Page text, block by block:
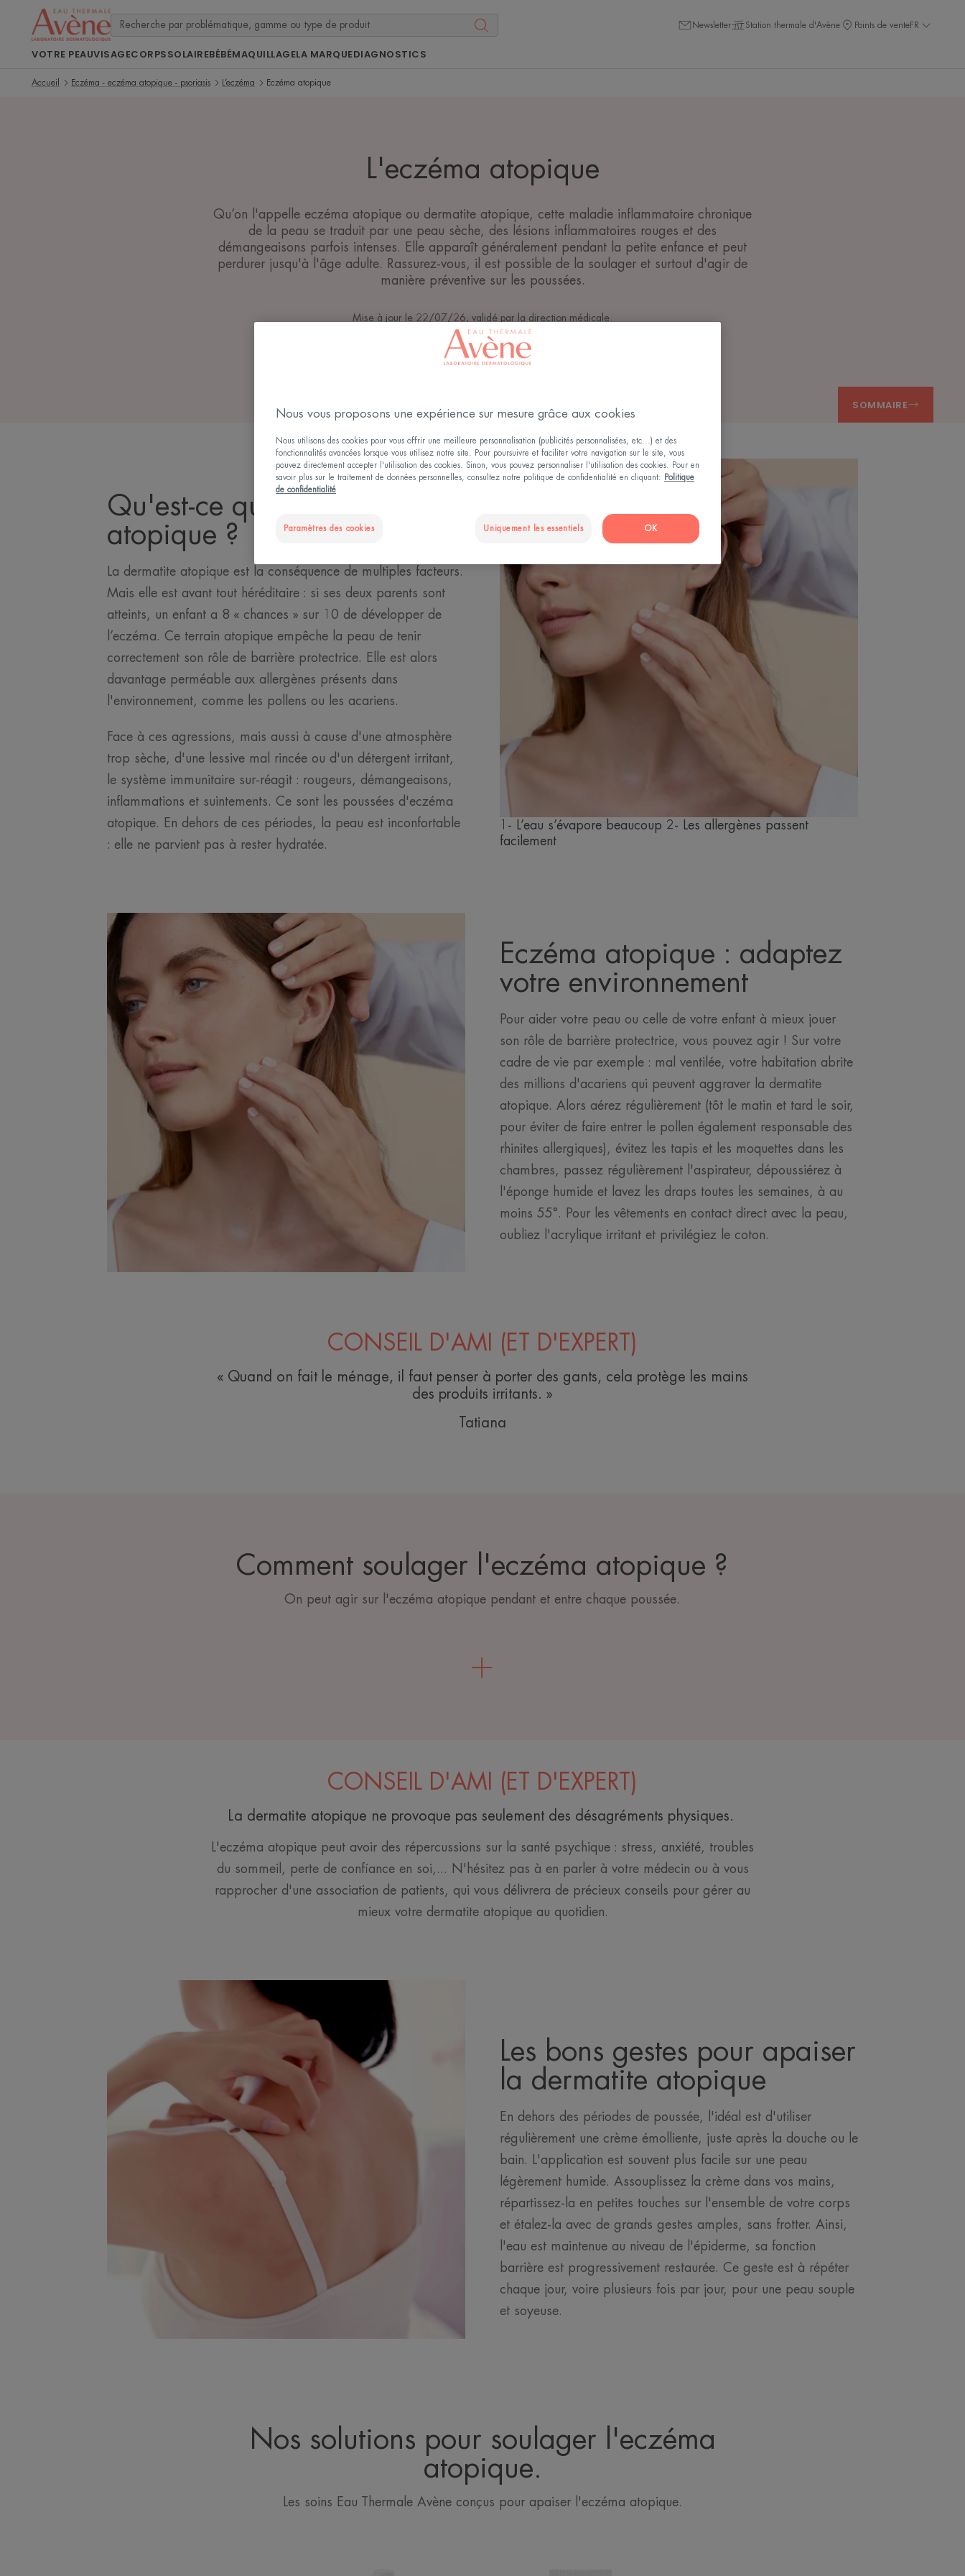
Newsletter Station thermale d'Avène Points de venteFR
VOTRE PEAUVISAGECORPSSOLAIREBÉBÉMAQUILLAGELA MARQUEDIAGNOSTICS
Accueil Eczéma - eczéma atopique - psoriasis L’eczéma Eczéma atopique
L'eczéma atopique
Qu’on l'appelle eczéma atopique ou dermatite atopique, cette maladie inflammatoire chronique
de la peau se traduit par une peau sèche, des lésions inflammatoires rouges et des
démangeaisons parfois intenses. Elle apparaît généralement pendant la petite enfance et peut
perdurer jusqu'à l'âge adulte. Rassurez-vous, il est possible de la soulager et surtout d'agir de
manière préventive sur les poussées.
Mise à jour le 22/07/26 , validé par la direction médicale
L’eczéma
SOMMAIRE
Qu'est-ce que l'eczéma
atopique ?
La dermatite atopique est la conséquence de multiples facteurs.
Mais elle est avant tout héréditaire : si ses deux parents sont
atteints, un enfant a 8 « chances » sur 10 de développer de
l’eczéma. Ce terrain atopique empêche la peau de tenir
correctement son rôle de barrière protectrice. Elle est alors
davantage perméable aux allergènes présents dans
l'environnement, comme les pollens ou les acariens.
Face à ces agressions, mais aussi à cause d'une atmosphère
trop sèche, d'une lessive mal rincée ou d'un détergent irritant,
le système immunitaire sur-réagit : rougeurs, démangeaisons,
inflammations et suintements. Ce sont les poussées d'eczéma
atopique. En dehors de ces périodes, la peau est inconfortable
: elle ne parvient pas à rester hydratée.
1- L’eau s’évapore beaucoup 2- Les allergènes passent
facilement
Eczéma atopique : adaptez
votre environnement
Pour aider votre peau ou celle de votre enfant à mieux jouer
son rôle de barrière protectrice, vous pouvez agir ! Sur votre
cadre de vie par exemple : mal ventilée, votre habitation abrite
des millions d'acariens qui peuvent aggraver la dermatite
atopique. Alors aérez régulièrement (tôt le matin et tard le soir,
pour éviter de faire entrer le pollen également responsable des
rhinites allergiques), évitez les tapis et les moquettes dans les
chambres, passez régulièrement l'aspirateur, dépoussiérez à
l'éponge humide et lavez les draps toutes les semaines, à au
moins 55°. Pour les vêtements en contact direct avec la peau,
oubliez l'acrylique irritant et privilégiez le coton.
CONSEIL D'AMI (ET D'EXPERT)
« Quand on fait le ménage, il faut penser à porter des gants, cela protège les mains
des produits irritants. »
Tatiana
Comment soulager l'eczéma atopique ?
On peut agir sur l'eczéma atopique pendant et entre chaque poussée.
CONSEIL D'AMI (ET D'EXPERT)
La dermatite atopique ne provoque pas seulement des désagréments physiques.
L'eczéma atopique peut avoir des répercussions sur la santé psychique : stress, anxiété, troubles
du sommeil, perte de confiance en soi,... N'hésitez pas à en parler à votre médecin ou à vous
rapprocher d'une association de patients, qui vous délivrera de précieux conseils pour gérer au
mieux votre dermatite atopique au quotidien.
Les bons gestes pour apaiser
la dermatite atopique
En dehors des périodes de poussée, l'idéal est d'utiliser
régulièrement une crème émolliente, juste après la douche ou le
bain. L'application est souvent plus facile sur une peau
légèrement humide. Assouplissez la crème dans vos mains,
répartissez-la en petites touches sur l'ensemble de votre corps
et étalez-la avec de grands gestes amples, sans frotter. Ainsi,
l'eau est maintenue au niveau de l'épiderme, sa fonction
barrière est progressivement restaurée. Ce geste est à répéter
chaque jour, voire plusieurs fois par jour, pour une peau souple
et soyeuse.
Nos solutions pour soulager l'eczéma
atopique.
Les soins Eau Thermale Avène conçus pour apaiser l'eczéma atopique.
Nous vous proposons une expérience sur mesure grâce aux cookies
Nous utilisons des cookies pour vous offrir une meilleure personnalisation (publicités personnalisées, etc...) et des
fonctionnalités avancées lorsque vous utilisez notre site. Pour poursuivre et faciliter votre navigation sur le site, vous
pouvez directement accepter l'utilisation des cookies. Sinon, vous pouvez personnaliser l'utilisation des cookies. Pour en
savoir plus sur le traitement de données personnelles, consultez notre politique de confidentialité en cliquant:
Politique
de confidentialité
Paramètres des cookies Uniquement les essentiels OK